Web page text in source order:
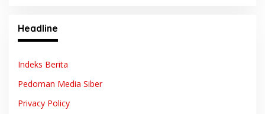
Headline
Indeks Berita
Pedoman Media Siber
Privacy Policy